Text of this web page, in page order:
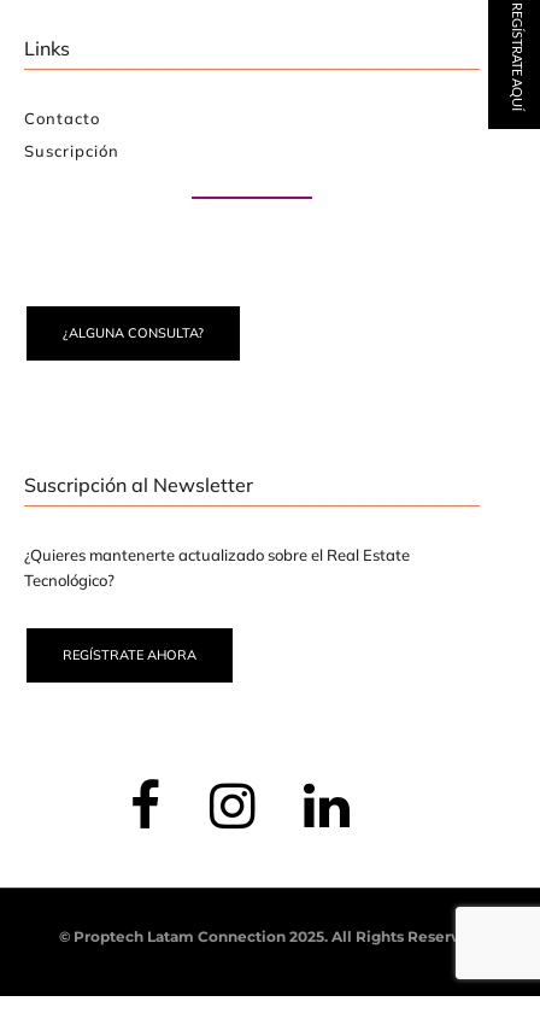
Links
Contacto
Suscripción
¿ALGUNA CONSULTA?
Suscripción al Newsletter
¿Quieres mantenerte actualizado sobre el Real Estate
Tecnológico?
REGÍSTRATE AHORA
© Proptech Latam Connection 2025. All Rights Reserved.
REGÍSTRATE AQUÍ